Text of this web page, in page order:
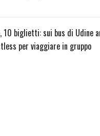
10 biglietti: sui bus di Udine
per viaggiare in gruppo